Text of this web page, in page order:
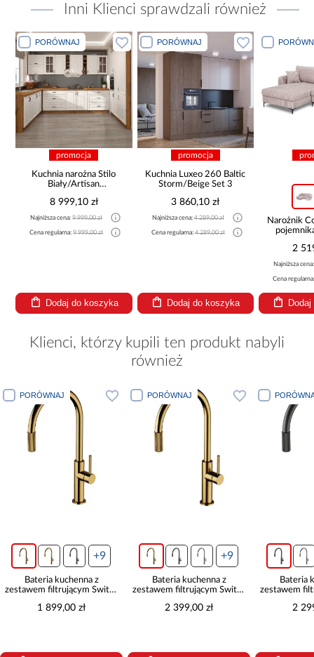
Inni Klienci sprawdzali również
PORÓWNAJ
promocja
Kuchnia narożna Stilo
Biały/Artisan
8 999,10 zł
Najniższa cena:9 999,00 zł
Cena regularna:9 999,00 zł
Dodaj do koszyka
PORÓWNAJ
promocja
Kuchnia Luxeo 260 Baltic
Storm/Beige Set 3
3 860,10 zł
Najniższa cena:4 289,00 zł
Cena regularna:4 289,00 zł
Dodaj do koszyka
Narożnik
2
Najniższa
Cena
Klienci, którzy kupili ten produkt nabyli
również
PORÓWNAJ
+9
Bateria kuchenna z
zestawem filtrującym Switch
1 899,00 zł
PORÓWNAJ
+9
Bateria kuchenna z
zestawem filtrującym Switch
2 399,00 zł
Bateria
zestawem
2